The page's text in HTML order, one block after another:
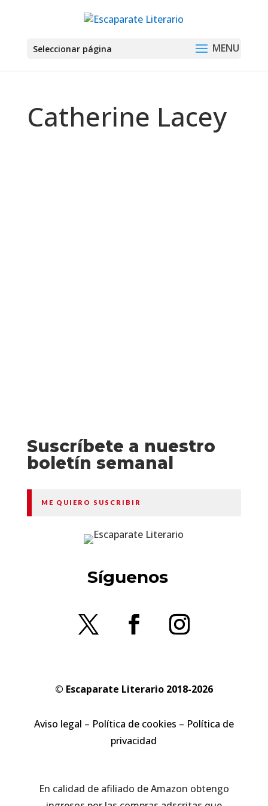
Seleccionar página
Catherine Lacey
Suscríbete a nuestro
boletín semanal
ME QUIERO SUSCRIBIR
Síguenos
© Escaparate Literario 2018-2026
Aviso legal – Política de cookies – Política de
privacidad
En calidad de afiliado de Amazon obtengo